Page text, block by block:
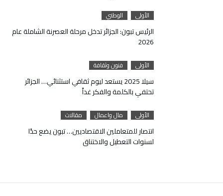
الأولى الوطني
الرئيس تبون: الجزائر تدخل مرحلة العصرنة الشاملة عام
2026
الأولى فنون وثقافة
سيلا 2025 يستعد ليوم ثقافي استثنائي… الجزائر
تحتفي بالكلمة والفكر غداً
الأولى مال واعمال مقالات
انتصار للمتعاملين الاقتصاديين… تبون يضع حدًا
لسنوات التعطيل والاختناق